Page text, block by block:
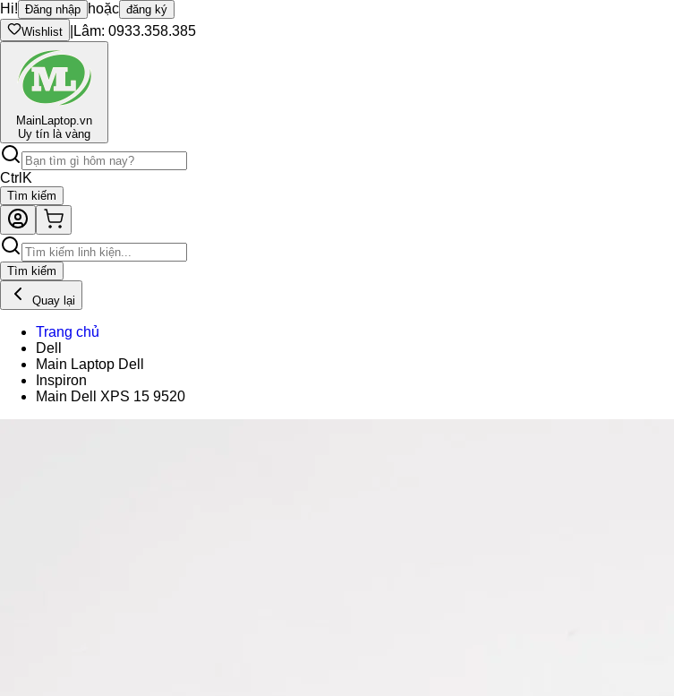
Hi! Đăng nhập hoặc đăng ký
Wishlist
Lâm: 0933.358.385
MainLaptop.vn
Uy tín là vàng
Ctrl K
Tìm kiếm
Tìm kiếm
Quay lại
Trang chủ
Dell
Main Laptop Dell
Inspiron
Main Dell XPS 15 9520